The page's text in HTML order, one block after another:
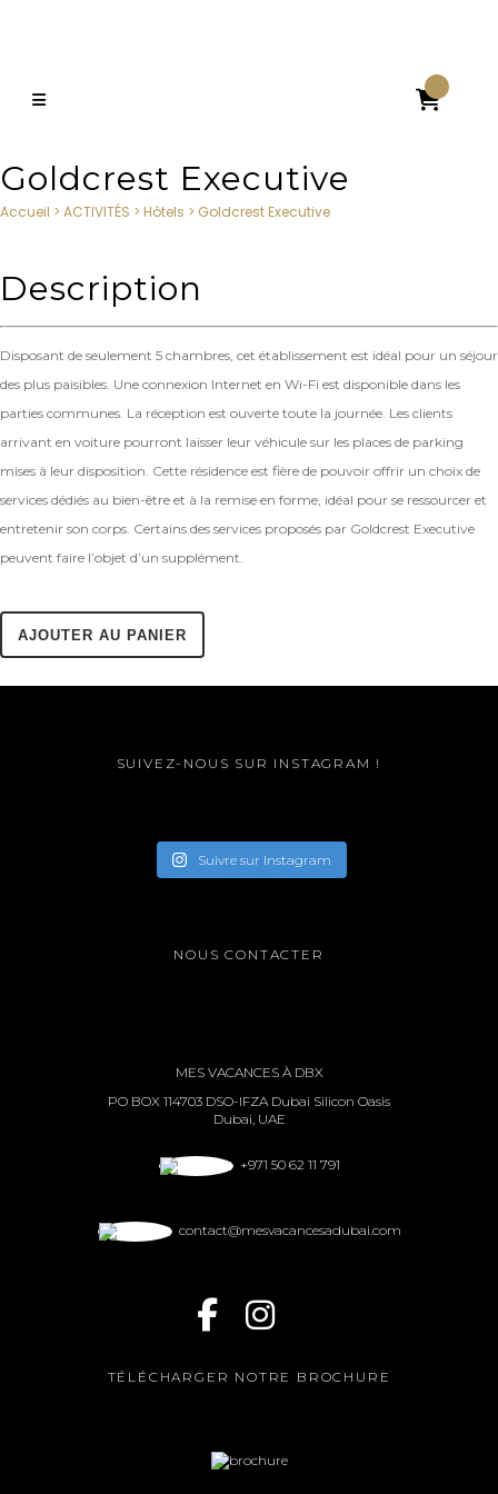

Goldcrest Executive
Accueil > ACTIVITÉS > Hôtels > Goldcrest Executive
Description
Disposant de seulement 5 chambres, cet établissement est idéal pour un séjour
des plus paisibles. Une connexion Internet en Wi-Fi est disponible dans les
parties communes. La réception est ouverte toute la journée. Les clients
arrivant en voiture pourront laisser leur véhicule sur les places de parking
mises à leur disposition. Cette résidence est fière de pouvoir offrir un choix de
services dédiés au bien-être et à la remise en forme, idéal pour se ressourcer et
entretenir son corps. Certains des services proposés par Goldcrest Executive
peuvent faire l’objet d’un supplément.
AJOUTER AU PANIER
SUIVEZ-NOUS SUR INSTAGRAM !
Suivre sur Instagram
NOUS CONTACTER
MES VACANCES À DBX
PO BOX 114703 DSO-IFZA Dubai Silicon Oasis
Dubai, UAE
+971 50 62 11 791
contact@mesvacancesadubai.com
TÉLÉCHARGER NOTRE BROCHURE